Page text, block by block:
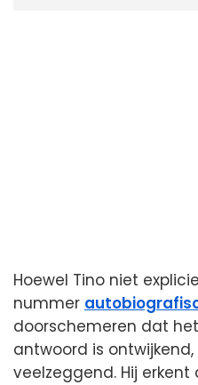
Hoewel Tino niet
nummer
doorschemeren dat
antwoord is
veelzeggend. Hij